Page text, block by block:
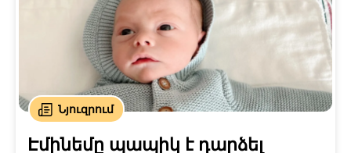
Նյուզրում
Էմինեմը պապիկ է դարձել